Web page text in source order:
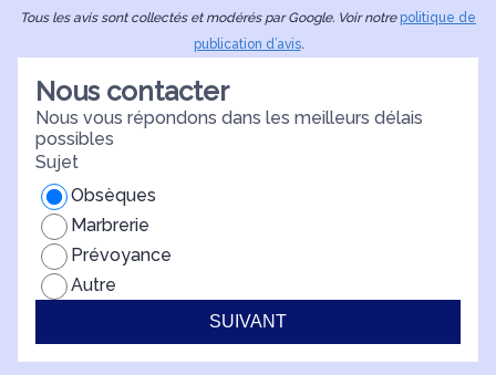
Tous les avis sont collectés et modérés par Google. Voir notre politique de
publication d’avis.
Nous contacter
Nous vous répondons dans les meilleurs délais
possibles
Sujet
Obsèques
Marbrerie
Prévoyance
Autre
SUIVANT